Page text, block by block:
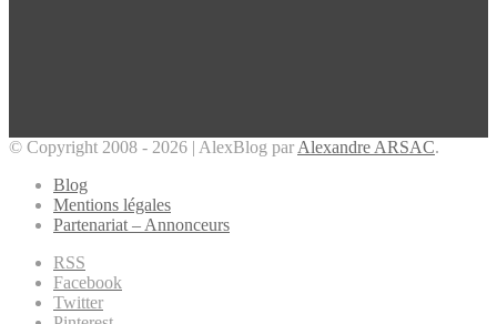
© Copyright 2008 - 2026 | AlexBlog par Alexandre ARSAC.
Blog
Mentions légales
Partenariat – Annonceurs
RSS
Facebook
Twitter